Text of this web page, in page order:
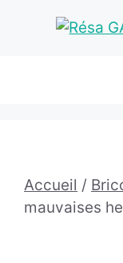
Accueil /
mauvaises